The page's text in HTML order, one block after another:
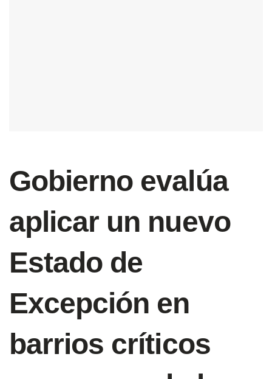
Gobierno evalúa
aplicar un nuevo
Estado de
Excepción en
barrios críticos